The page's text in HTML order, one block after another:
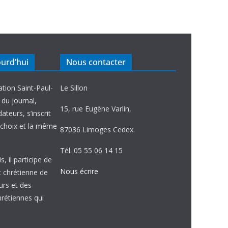
Saint-Paul-
journal,
s’inscrit
et la même
il participe de
chrétienne de
et des
qui
Nous contacter
Le Sillon
15, rue Eugène Varlin,
87036 Limoges Cedex.
Tél. 05 55 06 14 15
Nous écrire